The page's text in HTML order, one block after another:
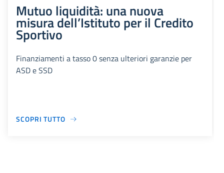
Mutuo liquidità: una nuova
misura dell’Istituto per il Credito
Sportivo
Finanziamenti a tasso 0 senza ulteriori garanzie per
ASD e SSD
SCOPRI TUTTO